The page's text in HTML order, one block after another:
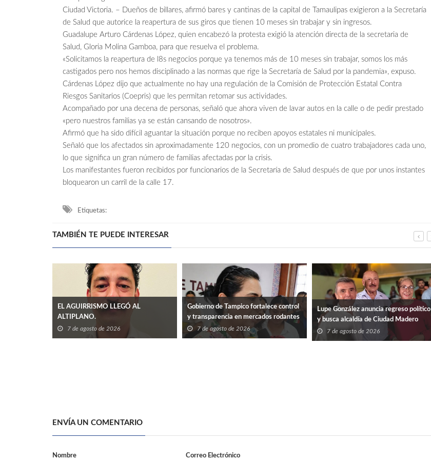
Ciudad Victoria. – Dueños de billares, afirmó bares y cantinas de la capital de Tamaulipas exigieron a la Secretaría
de Salud que autorice la reapertura de sus giros que tienen 10 meses sin trabajar y sin ingresos.
Guadalupe Arturo Cárdenas López, quien encabezó la protesta exigió la atención directa de la secretaria de
Salud, Gloria Molina Gamboa, para que resuelva el problema.
«Solicitamos la reapertura de l8s negocios porque ya tenemos más de 10 meses sin trabajar, somos los más
castigados pero nos hemos disciplinado a las normas que rige la Secretaría de Salud por la pandemia», expuso.
Cárdenas López dijo que actualmente no hay una regulación de la Comisión de Protección Estatal Contra
Riesgos Sanitarios (Coepris) que les permitan retomar sus actividades.
Acompañado por una decena de personas, señaló que ahora viven de lavar autos en la calle o de pedir prestado
«pero nuestros familias ya se están cansando de nosotros».
Afirmó que ha sido difícil aguantar la situación porque no reciben apoyos estatales ni municipales.
Señaló que los afectados sin aproximadamente 120 negocios, con un promedio de cuatro trabajadores cada uno,
lo que significa un gran número de familias afectadas por la crisis.
Los manifestantes fueron recibidos por funcionarios de la Secretaría de Salud después de que por unos instantes
bloquearon un carril de la calle 17.
Etiquetas:
TAMBIÉN TE PUEDE INTERESAR
EL AGUIRRISMO LLEGÓ AL
ALTIPLANO.
7 de agosto de 2026
Gobierno de Tampico fortalece control
y transparencia en mercados rodantes
7 de agosto de 2026
Lupe González anuncia regreso político
y busca alcaldía de Ciudad Madero
7 de agosto de 2026
ENVÍA UN COMENTARIO
Nombre Correo Electrónico